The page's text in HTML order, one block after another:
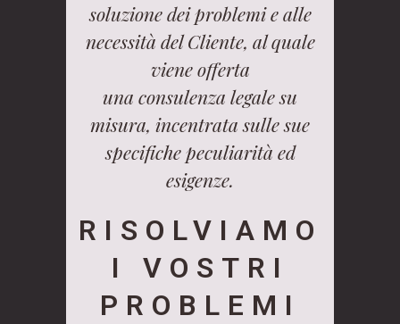
soluzione dei problemi e alle
necessità del Cliente, al quale
viene offerta
una consulenza legale su
misura, incentrata sulle sue
specifiche peculiarità ed
esigenze.
RISOLVIAMO
I VOSTRI
PROBLEMI